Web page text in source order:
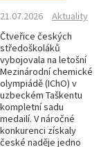
21.07.2026
Aktuality
Čtveřice českých
středoškoláků
vybojovala na letošní
Mezinárodní chemické
olympiádě (IChO) v
uzbeckém Taškentu
kompletní sadu
medailí. V náročné
konkurenci získaly
české naděje jedno